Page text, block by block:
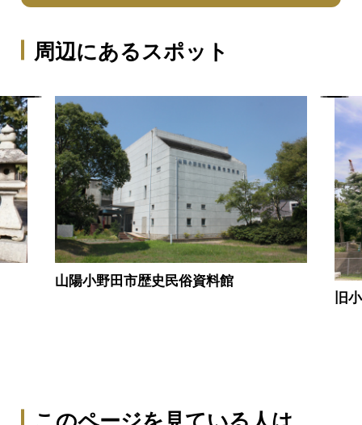
周辺にあるスポット
山陽小野田市歴史民俗資料館
旧